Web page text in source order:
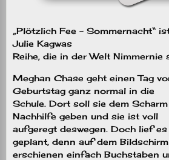
„Plötzlich Fee – Sommernacht“
Julie Kagwas
Reihe, die in der Welt Nimmernie
Meghan Chase geht einen Tag
Geburtstag ganz normal in die
Schule. Dort soll sie dem
Nachhilfe geben und sie ist voll
aufgeregt deswegen. Doch lief
geplant, denn auf dem Bildschirm
erschienen einfach Buchstaben